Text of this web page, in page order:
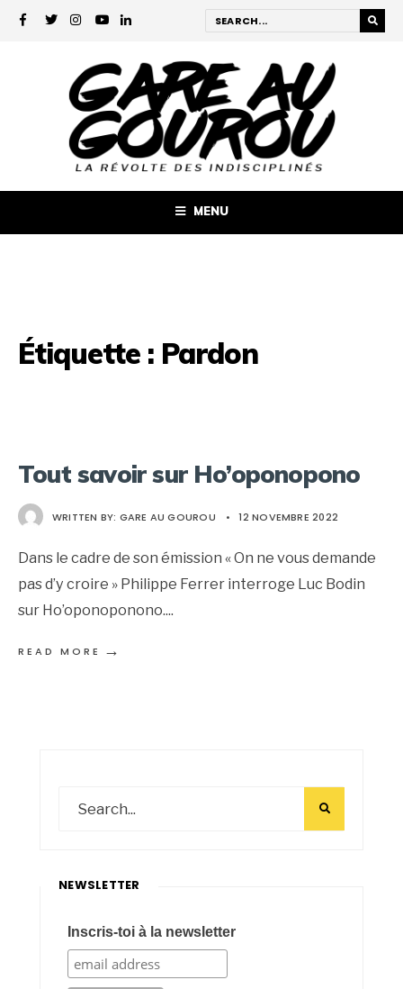
MENU
Étiquette : Pardon
Tout savoir sur Ho’oponopono
WRITTEN BY: GARE AU GOUROU • 12 NOVEMBRE 2022
Dans le cadre de son émission « On ne vous demande
pas d’y croire » Philippe Ferrer interroge Luc Bodin
sur Ho’oponoponono....
READ MORE →
NEWSLETTER
Inscris-toi à la newsletter